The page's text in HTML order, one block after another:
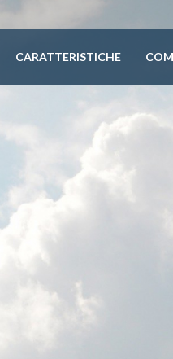
CARATTERISTICHE